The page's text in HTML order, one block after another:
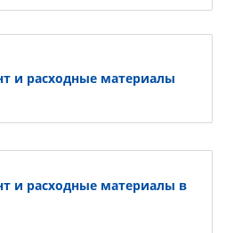
и расходные материалы
и расходные материалы в